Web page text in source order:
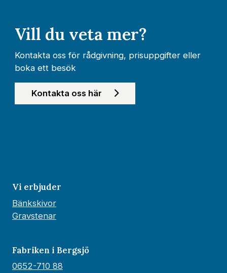
Vill du veta mer?
Kontakta oss för rådgivning, prisuppgifter eller
boka ett besök
Kontakta oss här
Vi erbjuder
Bänkskivor
Gravstenar
Fabriken i Bergsjö
0652-710 88